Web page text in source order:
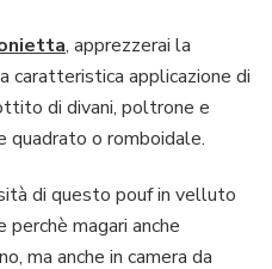
, apprezzerai la
caratteristica applicazione di
di divani, poltrone e
quadrato o romboidale.
di questo pouf in velluto
magari anche
ma anche in camera da